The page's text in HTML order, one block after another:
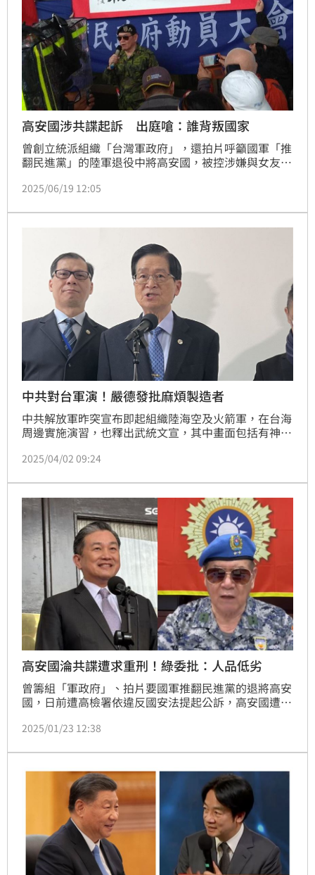
高安國涉共諜起訴 出庭嗆：誰背叛國家
曾創立統派組織「台灣軍政府」，還拍片呼籲國軍「推
翻民進黨」的陸軍退役中將高安國，被控涉嫌與女友為
發展組織，作為中共攻台內應。台灣高等檢察署1月間
院19日首度開庭，被媒體追問為何被背叛國家？高安國
怒回「誰背叛國家！胡說八道！」
2025/06/19 12:05
中共對台軍演！嚴德發批麻煩製造者
中共解放軍昨突宣布即起組織陸海空及火箭軍，在台海
周邊實施演習，也釋出武統文宣，其中畫面包括有神似
此，退輔會主委嚴德發今（2日）表示，中共近期對現
德發也列三點表示退輔會對強化對退役軍人反滲透、反
統戰的工作，並強調，絕多數退役軍人愛國，願意守護
家園。
2025/04/02 09:24
高安國淪共諜遭求重刑！綠委批：人品低劣
曾籌組「軍政府」、拍片要國軍推翻民進黨的退將高安
國，日前遭高檢署依違反國安法提起公訴，高安國遭檢
日指出，據聞高安國被羈押後就全盤托出，並示弱求
的鼠輩」，痛批幫中共進行滲透的，多數都是這類「人
品低劣的渣」。
2025/01/23 12:38